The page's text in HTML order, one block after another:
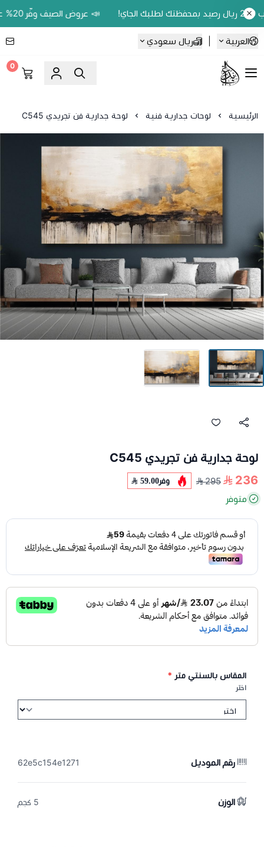
📣 عروض الصيف وفّر 20% على اللوحات الحين.. واكسب 200 ريال رصيد بمحفظتك لطلبك الجاي!
العربية ريال سعودي
Ebbdaa art
0
الرئيسية لوحات جدارية فنية لوحة جدارية فن تجريدي C545
لوحة جدارية فن تجريدي C545
236
295 وفر59.00
متوفر
المقاس بالسنتي متر *
اختر
رقم الموديل 62e5c154e1271
الوزن 5 كجم